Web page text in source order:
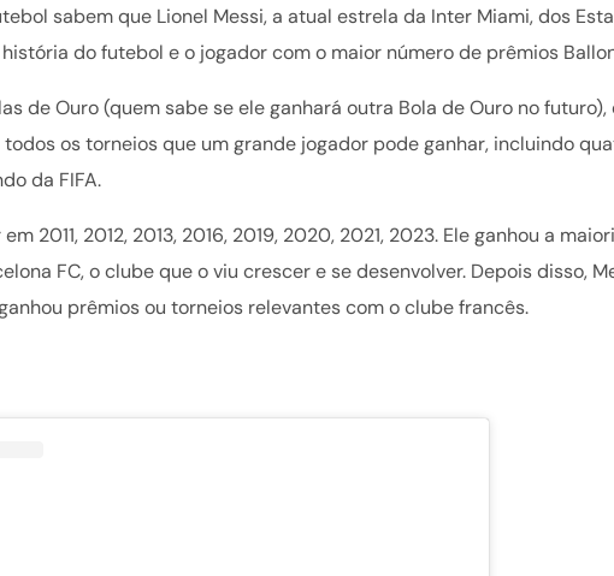
sabem que Lionel Messi, a atual estrela da Inter Miami, dos
do futebol e o jogador com o maior número de prêmios
de Ouro (quem sabe se ele ganhará outra Bola de Ouro no futuro),
os torneios que um grande jogador pode ganhar, incluindo
da FIFA.
2011, 2012, 2013, 2016, 2019, 2020, 2021, 2023. Ele ganhou a
FC, o clube que o viu crescer e se desenvolver. Depois disso,
prêmios ou torneios relevantes com o clube francês.